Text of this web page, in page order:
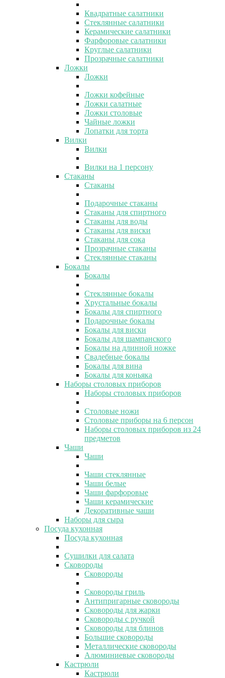
Квадратные салатники
Стеклянные салатники
Керамические салатники
Фарфоровые салатники
Круглые салатники
Прозрачные салатники
Ложки
Ложки
Ложки кофейные
Ложки салатные
Ложки столовые
Чайные ложки
Лопатки для торта
Вилки
Вилки
Вилки на 1 персону
Стаканы
Стаканы
Подарочные стаканы
Стаканы для спиртного
Стаканы для воды
Стаканы для виски
Стаканы для сока
Прозрачные стаканы
Стеклянные стаканы
Бокалы
Бокалы
Стеклянные бокалы
Хрустальные бокалы
Бокалы для спиртного
Подарочные бокалы
Бокалы для виски
Бокалы для шампанского
Бокалы на длинной ножке
Свадебные бокалы
Бокалы для вина
Бокалы для коньяка
Наборы столовых приборов
Наборы столовых приборов
Столовые ножи
Столовые приборы на 6 персон
Наборы столовых приборов из 24
предметов
Чаши
Чаши
Чаши стеклянные
Чаши белые
Чаши фарфоровые
Чаши керамические
Декоративные чаши
Наборы для сыра
Посуда кухонная
Посуда кухонная
Сушилки для салата
Сковороды
Сковороды
Сковороды гриль
Антипригарные сковороды
Сковороды для жарки
Сковороды с ручкой
Сковороды для блинов
Большие сковороды
Металлические сковороды
Алюминиевые сковороды
Кастрюли
Кастрюли